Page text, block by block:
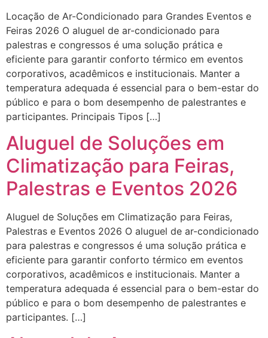
Locação de Ar-Condicionado para Grandes Eventos e
Feiras 2026 O aluguel de ar-condicionado para
palestras e congressos é uma solução prática e
eficiente para garantir conforto térmico em eventos
corporativos, acadêmicos e institucionais. Manter a
temperatura adequada é essencial para o bem-estar do
público e para o bom desempenho de palestrantes e
participantes. Principais Tipos […]
Aluguel de Soluções em
Climatização para Feiras,
Palestras e Eventos 2026
Aluguel de Soluções em Climatização para Feiras,
Palestras e Eventos 2026 O aluguel de ar-condicionado
para palestras e congressos é uma solução prática e
eficiente para garantir conforto térmico em eventos
corporativos, acadêmicos e institucionais. Manter a
temperatura adequada é essencial para o bem-estar do
público e para o bom desempenho de palestrantes e
participantes. […]